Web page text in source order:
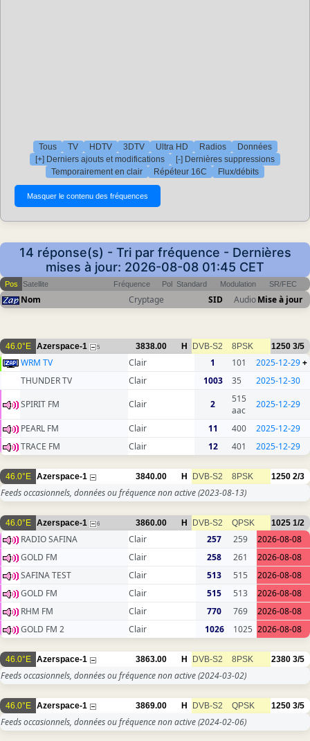
Tous TV HDTV 3DTV Ultra HD Radios
Données
[+] Derniers ajouts et modifications
[-] Dernières suppressions
Temporairement en clair
Répéteur 16C Flux/débits
14 réponse(s) - Tri par fréquence - Dernières
mises à jour: 2026-08-08 01:45 CET
Pos Satellite Fréquence Pol Standard Modulation SR/FEC
Nom Cryptage SID AudioMise à jour
46.0°E Azerspace-1 5 3838.00 H DVB-S2 8PSK 1250 3/5
WRM TV Clair 1 101 2025-12-29+
THUNDER TV
Clair 1003 35
2025-12-30
SPIRIT FM
Clair 2
515
aac
2025-12-29
PEARL FM Clair 11 400
2025-12-29
TRACE FM
Clair 12 401 2025-12-29
46.0°E Azerspace-1 3840.00 H DVB-S2 8PSK 1250 2/3
Feeds occasionnels, données ou fréquence non active(2023-08-13)
46.0°E Azerspace-1 6 3860.00 H DVB-S2 QPSK 1025 1/2
RADIO SAFINA Clair 257 259
2026-08-08
GOLD FM
Clair 258 261
2026-08-08
SAFINA TEST
Clair 513 515
2026-08-08
GOLD FM
Clair 515 513
2026-08-08
RHM FM
Clair 770 769
2026-08-08
GOLD FM 2
Clair 1026 1025 2026-08-08
46.0°E Azerspace-1 3863.00 H DVB-S2 8PSK 2380 3/5
Feeds occasionnels, données ou fréquence non active(2024-03-02)
46.0°E Azerspace-1 3869.00 H DVB-S2 QPSK 1250 3/5
Feeds occasionnels, données ou fréquence non active(2024-02-06)